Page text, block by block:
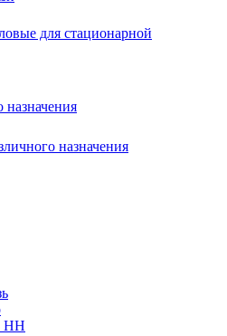
для стационарной
назначения
назначения
НН